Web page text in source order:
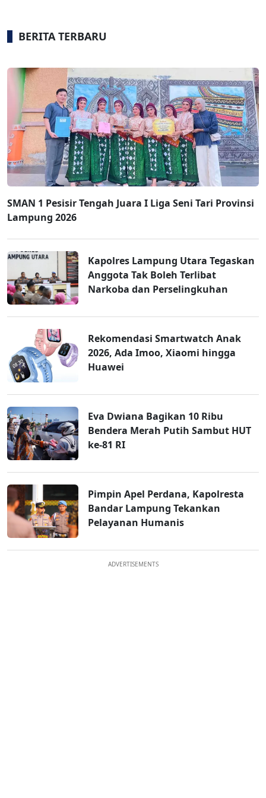
BERITA TERBARU
SMAN 1 Pesisir Tengah Juara I Liga Seni Tari Provinsi
Lampung 2026
Kapolres Lampung Utara Tegaskan
Anggota Tak Boleh Terlibat
Narkoba dan Perselingkuhan
Rekomendasi Smartwatch Anak
2026, Ada Imoo, Xiaomi hingga
Huawei
Eva Dwiana Bagikan 10 Ribu
Bendera Merah Putih Sambut HUT
ke-81 RI
Pimpin Apel Perdana, Kapolresta
Bandar Lampung Tekankan
Pelayanan Humanis
ADVERTISEMENTS